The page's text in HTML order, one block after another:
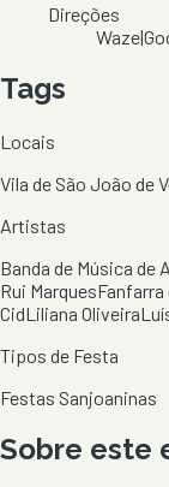
Direções
Waze|
Tags
Locais
Vila de São João de
Artistas
Banda de Música de
Rui Marques
CidLiliana Oliveira
Tipos de Festa
Festas Sanjoaninas
Sobre este